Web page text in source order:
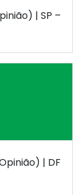
| SP –
| DF